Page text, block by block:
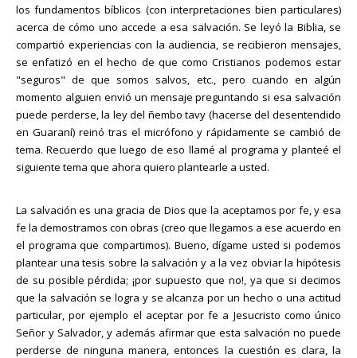
los fundamentos bíblicos (con interpretaciones bien particulares)
acerca de cómo uno accede a esa salvación. Se leyó la Biblia, se
compartió experiencias con la audiencia, se recibieron mensajes,
se enfatizó en el hecho de que como Cristianos podemos estar
"seguros" de que somos salvos, etc., pero cuando en algún
momento alguien envió un mensaje preguntando si esa salvación
puede perderse, la ley del ñembo tavy (hacerse del desentendido
en Guaraní) reinó tras el micrófono y rápidamente se cambió de
tema. Recuerdo que luego de eso llamé al programa y planteé el
siguiente tema que ahora quiero plantearle a usted.
La salvación es una gracia de Dios que la aceptamos por fe, y esa
fe la demostramos con obras (creo que llegamos a ese acuerdo en
el programa que compartimos). Bueno, dígame usted si podemos
plantear una tesis sobre la salvación y a la vez obviar la hipótesis
de su posible pérdida; ¡por supuesto que no!, ya que si decimos
que la salvación se logra y se alcanza por un hecho o una actitud
particular, por ejemplo el aceptar por fe a Jesucristo como único
Señor y Salvador, y además afirmar que esta salvación no puede
perderse de ninguna manera, entonces la cuestión es clara, la